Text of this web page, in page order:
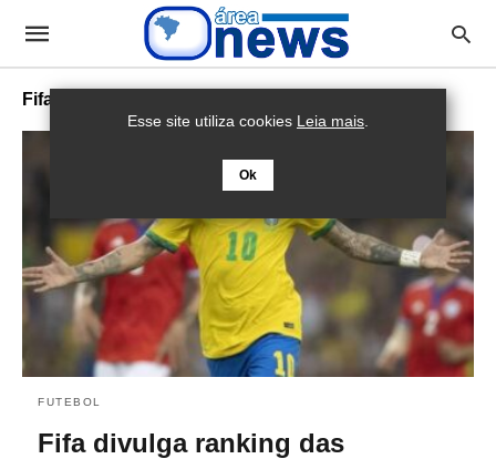
Fifa
FUTEBOL
Fifa divulga ranking das
Esse site utiliza cookies Leia mais.
Ok